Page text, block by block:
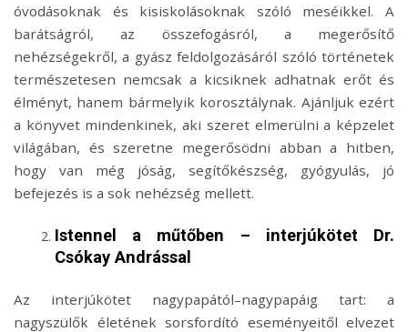
óvodásoknak és kisiskolásoknak szóló meséikkel. A
barátságról, az összefogásról, a megerősítő
nehézségekről, a gyász feldolgozásáról szóló történetek
természetesen nemcsak a kicsiknek adhatnak erőt és
élményt, hanem bármelyik korosztálynak. Ajánljuk ezért
a könyvet mindenkinek, aki szeret elmerülni a képzelet
világában, és szeretne megerősödni abban a hitben,
hogy van még jóság, segítőkészség, gyógyulás, jó
befejezés is a sok nehézség mellett.
Istennel a műtőben – interjúkötet Dr.
Csókay Andrással
Az interjúkötet nagypapától–nagypapáig tart: a
nagyszülők életének sorsfordító eseményeitől elvezet